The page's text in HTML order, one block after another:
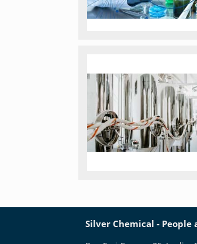
Silver Chemical -